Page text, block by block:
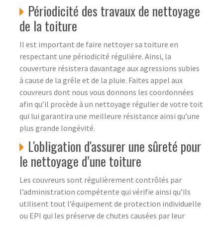
Périodicité des travaux de nettoyage
de la toiture
Il est important de faire nettoyer sa toiture en
respectant une périodicité régulière. Ainsi, la
couverture résistera davantage aux agressions subies
à cause de la grêle et de la pluie. Faites appel aux
couvreurs dont nous vous donnons les coordonnées
afin qu’il procède à un nettoyage régulier de votre toit
qui lui garantira une meilleure résistance ainsi qu’une
plus grande longévité.
L'obligation d'assurer une sûreté pour
le nettoyage d’une toiture
Les couvreurs sont régulièrement contrôlés par
l’administration compétente qui vérifie ainsi qu’ils
utilisent tout l’équipement de protection individuelle
ou EPI qui les préserve de chutes causées par leur